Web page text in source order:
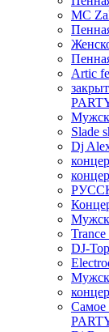
MC
Artic
Slade
Dj
DJ-
Самое